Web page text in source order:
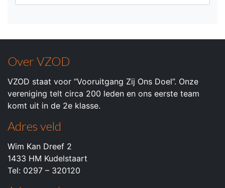
Over VZOD
VZOD staat voor “Vooruitgang Zij Ons Doel”. Onze
vereniging telt circa 200 leden en ons eerste team
komt uit in de 2e klasse.
Adres veld
Wim Kan Dreef 2
1433 HM Kudelstaart
Tel: 0297 – 320120